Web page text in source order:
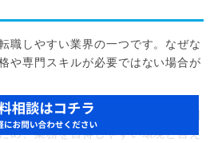
職しやすい業界の一つです。なぜな
や専門スキルが必要ではない場合が
者向けの研修プログラムや教育体制
め、業務を習得しやすい環境と言え